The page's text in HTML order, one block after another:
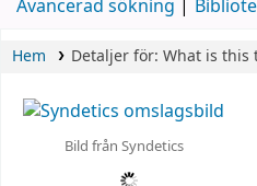
Avancerad sökning
Hem Detaljer för: What is this
Bild från Syndetics